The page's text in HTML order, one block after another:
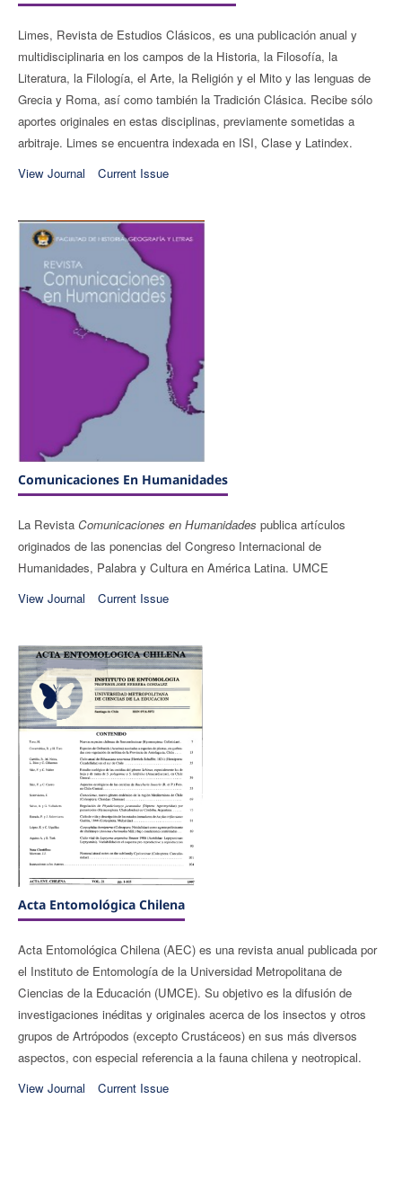
Limes, Revista de Estudios Clásicos, es una publicación anual y
multidisciplinaria en los campos de la Historia, la Filosofía, la
Literatura, la Filología, el Arte, la Religión y el Mito y las lenguas de
Grecia y Roma, así como también la Tradición Clásica. Recibe sólo
aportes originales en estas disciplinas, previamente sometidas a
arbitraje. Limes se encuentra indexada en ISI, Clase y Latindex.
View Journal
Current Issue
Comunicaciones En Humanidades
La Revista Comunicaciones en Humanidades publica artículos
originados de las ponencias del Congreso Internacional de
Humanidades, Palabra y Cultura en América Latina. UMCE
View Journal
Current Issue
Acta Entomológica Chilena
Acta Entomológica Chilena (AEC) es una revista anual publicada por
el Instituto de Entomología de la Universidad Metropolitana de
Ciencias de la Educación (UMCE). Su objetivo es la difusión de
investigaciones inéditas y originales acerca de los insectos y otros
grupos de Artrópodos (excepto Crustáceos) en sus más diversos
aspectos, con especial referencia a la fauna chilena y neotropical.
View Journal
Current Issue